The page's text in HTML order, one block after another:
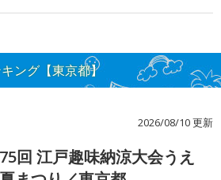
ング【東京都】
2026/08/10 更新
回 江戸趣味納涼大会うえ